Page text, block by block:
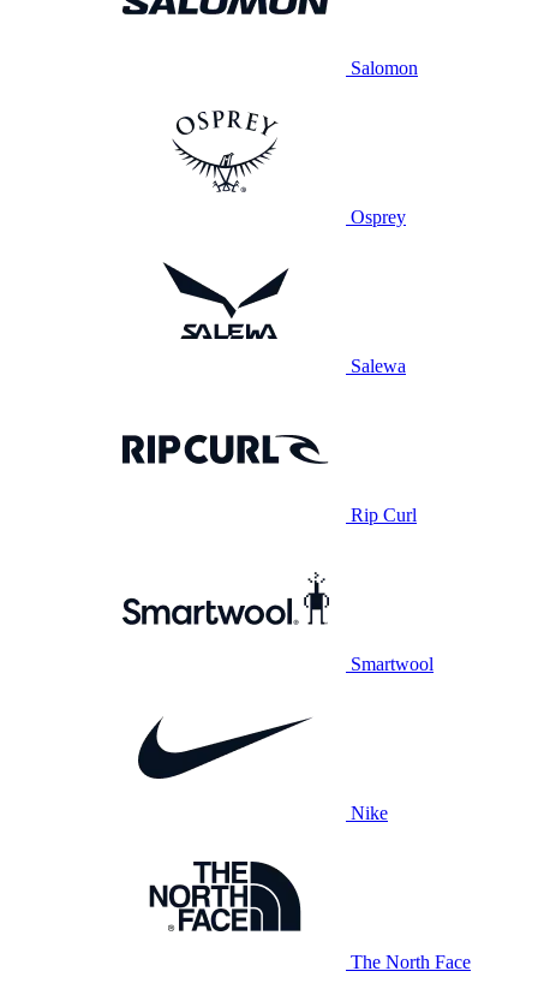
Salomon
Osprey
Salewa
Rip Curl
Smartwool
Nike
The North Face